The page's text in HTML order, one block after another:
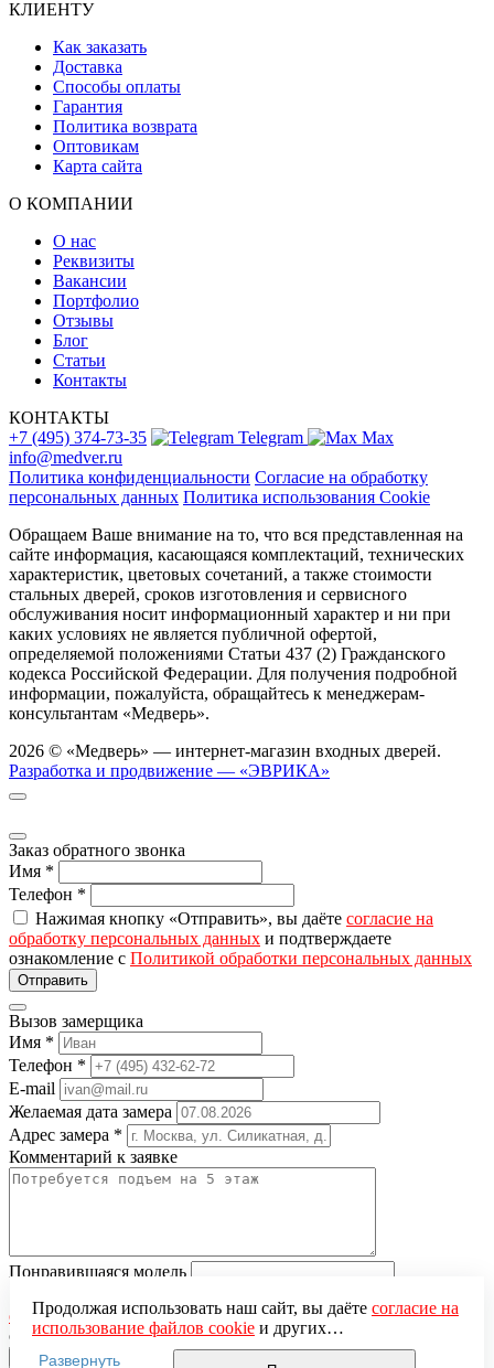
КЛИЕНТУ
Как заказать
Доставка
Способы оплаты
Гарантия
Политика возврата
Оптовикам
Карта сайта
О КОМПАНИИ
О нас
Реквизиты
Вакансии
Портфолио
Отзывы
Блог
Статьи
Контакты
КОНТАКТЫ
+7 (495) 374-73-35
Telegram
Max
info@medver.ru
Политика конфиденциальности Согласие на обработку
персональных данных Политика использования Cookie
Обращаем Ваше внимание на то, что вся представленная на
сайте информация, касающаяся комплектаций, технических
характеристик, цветовых сочетаний, а также стоимости
стальных дверей, сроков изготовления и сервисного
обслуживания носит информационный характер и ни при
каких условиях не является публичной офертой,
определяемой положениями Статьи 437 (2) Гражданского
кодекса Российской Федерации. Для получения подробной
информации, пожалуйста, обращайтесь к менеджерам-
консультантам «Медверь».
2026 © «Медверь» — интернет-магазин входных дверей.
Разработка и продвижение — «ЭВРИКА»
Заказ обратного звонка
Имя *
Телефон *
Нажимая кнопку «Отправить», вы даёте согласие на
обработку персональных данных и подтверждаете
ознакомление с Политикой обработки персональных данных
Вызов замерщика
Имя *
Телефон *
E-mail
Желаемая дата замера
Адрес замера *
Комментарий к заявке
Понравившаяся модель
обработку персональных данных и подтверждаете
ознакомление сПолитикой обработки персональных данных
Продолжая использовать наш сайт, вы даёте согласие на
использование файлов cookieи других
пользовательских данных (включая IP-адрес, сведения о
Развернуть